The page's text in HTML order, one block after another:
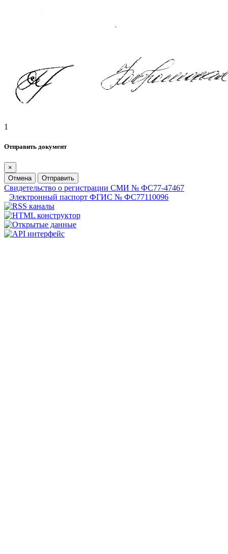
1
Отправить документ
×
Отмена
Отправить
Свидетельство о регистрации СМИ № ФС77-47467
Электронный паспорт ФГИС № ФС77110096